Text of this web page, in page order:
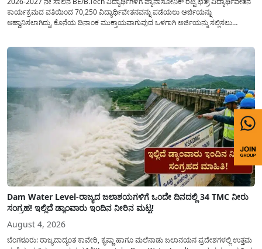
ಕಾರ್ಯಕ್ರಮದ ವತಿಯಿಂದ 70,250 ವಿದ್ಯಾರ್ಥಿವೇತನವನ್ನು ಪಡೆಯಲು ಅರ್ಜಿಯನ್ನು
ಆಹ್ವಾನಿಸಲಾಗಿದ್ದು, ಕೊನೆಯ ದಿನಾಂಕ ಮುಕ್ತಾಯವಾಗುವುದ ಒಳಗಾಗಿ ಅರ್ಜಿಯನ್ನು ಸಲ್ಲಿಸಲು
ಜಾರಿಗೆ...
Dam Water Level-ರಾಜ್ಯದ ಜಲಾಶಯಗಳಿಗೆ ಒಂದೇ ದಿನದಲ್ಲಿ 34 TMC ನೀರು
ಸಂಗ್ರಹ! ಇಲ್ಲಿದೆ ಡ್ಯಾಂವಾರು ಇಂದಿನ ನೀರಿನ ಮಟ್ಟ!
August 4, 2026
ಬೆಂಗಳೂರು: ರಾಜ್ಯದಾದ್ಯಂತ ಕಾವೇರಿ, ಕೃಷ್ಣಾ ಹಾಗೂ ಮಲೆನಾಡು ಜಲಾನಯನ ಪ್ರದೇಶಗಳಲ್ಲಿ ಉತ್ತಮ